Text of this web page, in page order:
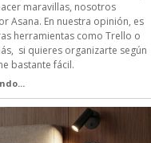
maravillas, nosotros
Asana. En nuestra opinión, es
herramientas como Trello o
si quieres organizarte según
bastante fácil.